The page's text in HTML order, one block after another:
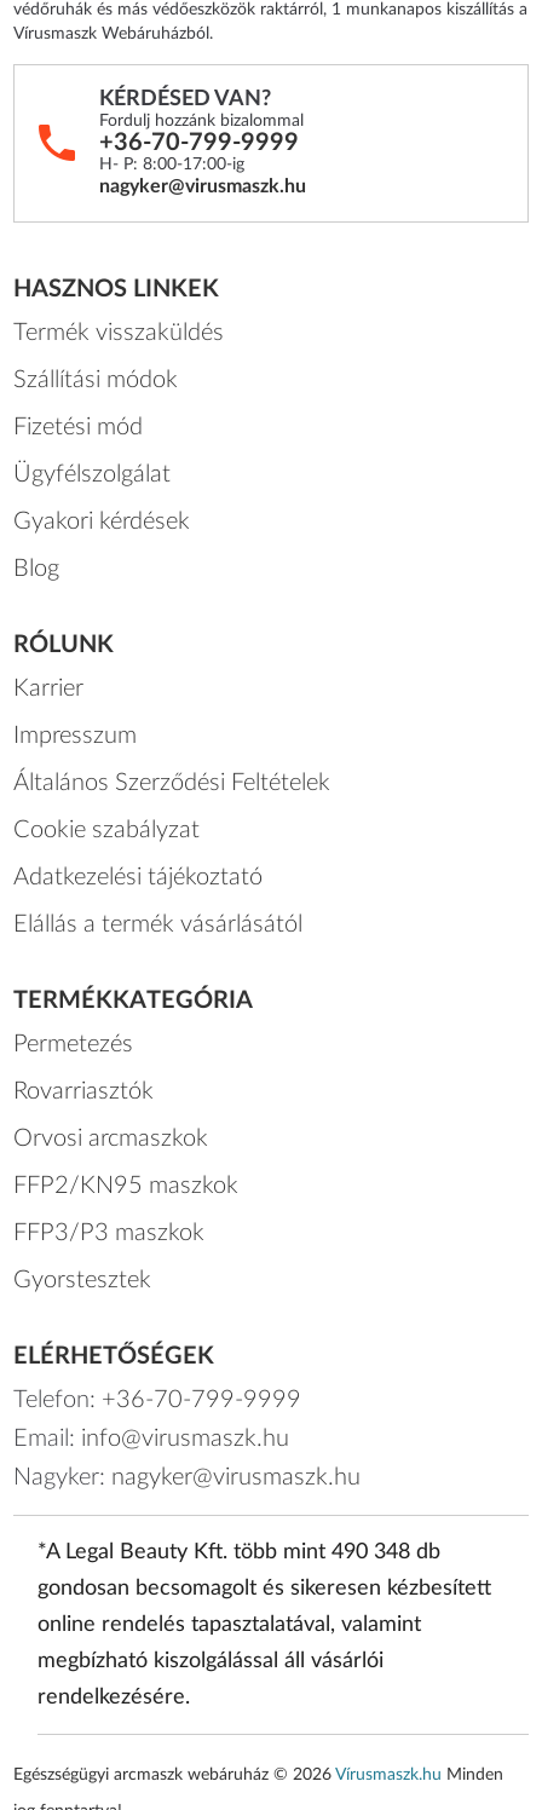
védőruhák és más védőeszközök raktárról, 1 munkanapos kiszállítás a
Vírusmaszk Webáruházból.
KÉRDÉSED VAN?
Fordulj hozzánk bizalommal
+36-70-799-9999
H- P: 8:00-17:00-ig
nagyker@virusmaszk.hu
HASZNOS LINKEK
Termék visszaküldés
Szállítási módok
Fizetési mód
Ügyfélszolgálat
Gyakori kérdések
Blog
RÓLUNK
Karrier
Impresszum
Általános Szerződési Feltételek
Cookie szabályzat
Adatkezelési tájékoztató
Elállás a termék vásárlásától
TERMÉKKATEGÓRIA
Permetezés
Rovarriasztók
Orvosi arcmaszkok
FFP2/KN95 maszkok
FFP3/P3 maszkok
Gyorstesztek
ELÉRHETŐSÉGEK
Telefon: +36-70-799-9999
Email: info@virusmaszk.hu
Nagyker: nagyker@virusmaszk.hu
*A Legal Beauty Kft. több mint 490 348 db
gondosan becsomagolt és sikeresen kézbesített
online rendelés tapasztalatával, valamint
megbízható kiszolgálással áll vásárlói
rendelkezésére.
Egészségügyi arcmaszk webáruház © 2026Vírusmaszk.hu Minden